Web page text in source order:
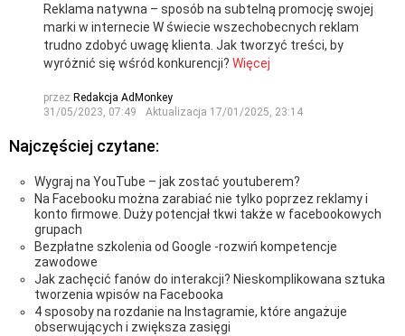
Reklama natywna – sposób na subtelną promocję swojej
marki w internecie W świecie wszechobecnych reklam
trudno zdobyć uwagę klienta. Jak tworzyć treści, by
wyróżnić się wśród konkurencji? Więcej
przez Redakcja AdMonkey
31/05/2023, 07:49
Aktualizacja 17/01/2025, 23:14
Najczęściej czytane:
Wygraj na YouTube – jak zostać youtuberem?
Na Facebooku można zarabiać nie tylko poprzez reklamy i
konto firmowe. Duży potencjał tkwi także w facebookowych
grupach
Bezpłatne szkolenia od Google -rozwiń kompetencje
zawodowe
Jak zachęcić fanów do interakcji? Nieskomplikowana sztuka
tworzenia wpisów na Facebooka
4 sposoby na rozdanie na Instagramie, które angażuje
obserwujących i zwiększa zasięgi